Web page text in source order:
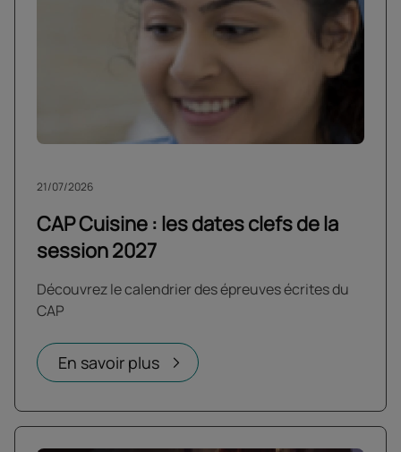
CAP Cuisine : les dates clefs de la
session 2027
21/07/2026
Découvrez le calendrier des épreuves écrites du
CAP
En savoir plus